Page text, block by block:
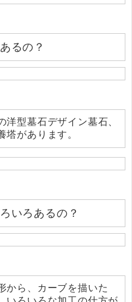
るの？
洋型墓石デザイン墓石、
塔があります。
いろあるの？
から、カーブを描いた